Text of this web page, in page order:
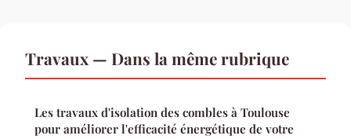
Travaux — Dans la même rubrique
Les travaux d'isolation des combles à Toulouse
pour améliorer l'efficacité énergétique de votre